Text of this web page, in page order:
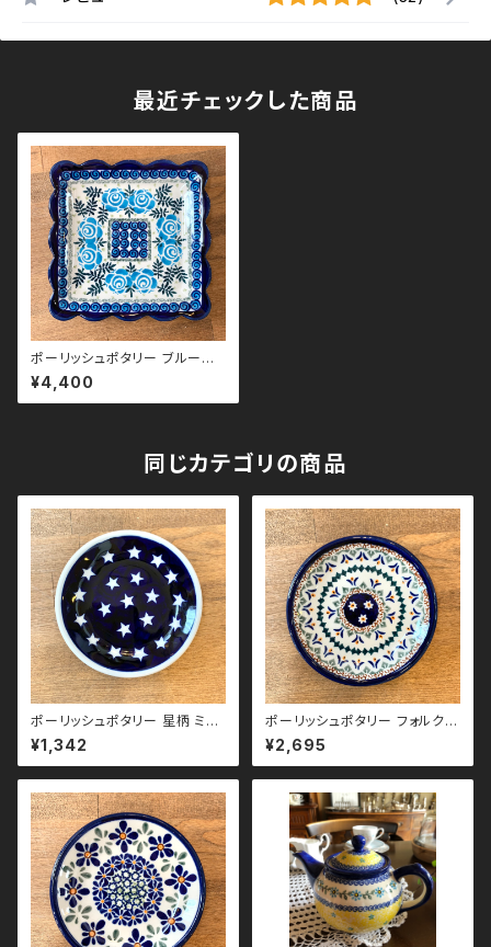
最近チェックした商品
ポーリッシュポタリー ブルーロ
ーズ スクエアプレート
¥4,400
同じカテゴリの商品
ポーリッシュポタリー 星柄 ミニ
プレート
¥1,342
ポーリッシュポタリー フォルクロ
ア小花 ミニプレート
¥2,695